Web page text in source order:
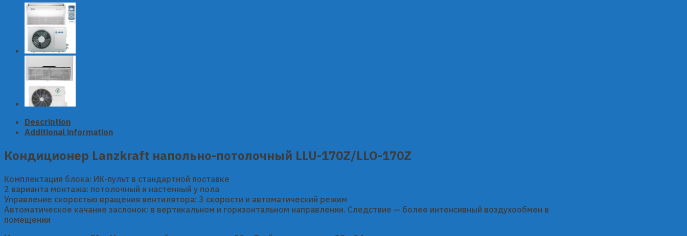
Description
Additional information
Кондиционер Lanzkraft напольно-потолочный LLU-170Z/LLO-170Z
Комплектация блока: ИК-пульт в стандартной поставке
2 варианта монтажа: потолочный и настенный у пола
Управление скоростью вращения вентилятора: 3 скорости и автоматический режим
Автоматическое качание заслонок: в вертикальном и горизонтальном направлении. Следствие — более интенсивный воздухообмен в
помещении